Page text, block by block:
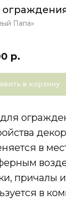
Папа»
р.
в корзину
в
причалы
в